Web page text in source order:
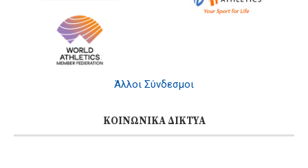
Άλλοι Σύνδεσμοι
ΚΟΙΝΩΝΙΚΆ ΔΊΚΤΥΑ